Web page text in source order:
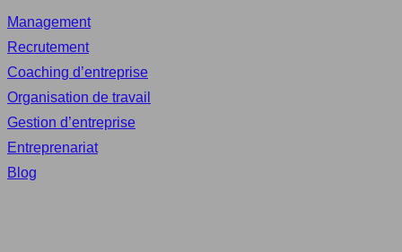
Management
Recrutement
Coaching d’entreprise
Organisation de travail
Gestion d’entreprise
Entreprenariat
Blog